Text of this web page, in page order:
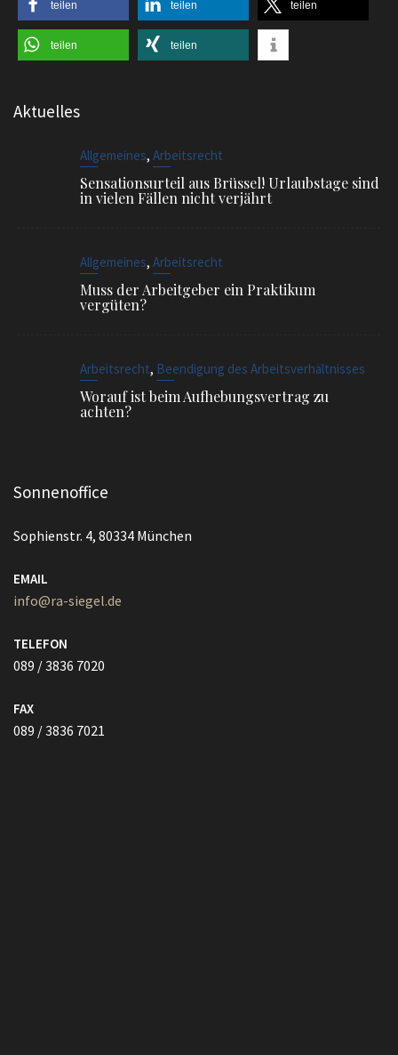
,Arbeitsrecht
Allgemeines Arbeitsrecht
Muss der Arbeitgeber ein Praktikum
vergüten?
Arbeitsrecht ,Beendigung des Arbeitsverhältnisses
Worauf ist beim Aufhebungsvertrag zu
achten?
Sonnenoffice
Sophienstr. 4, 80334 München
info@ra-siegel.de
TELEFON
FAX